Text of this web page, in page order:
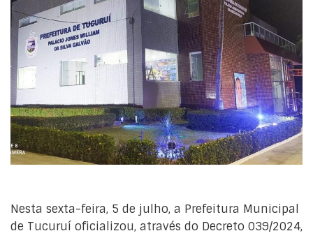
Nesta sexta-feira, 5 de julho, a Prefeitura Municipal
de Tucuruí oficializou, através do Decreto 039/2024,